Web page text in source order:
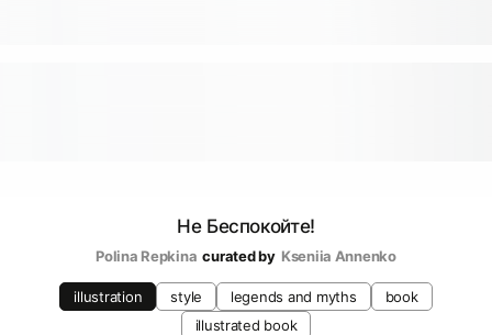
Не Беспокойте!
Polina Repkina curated by Kseniia Аnnenko
illustration style legends and myths
book
illustrated book